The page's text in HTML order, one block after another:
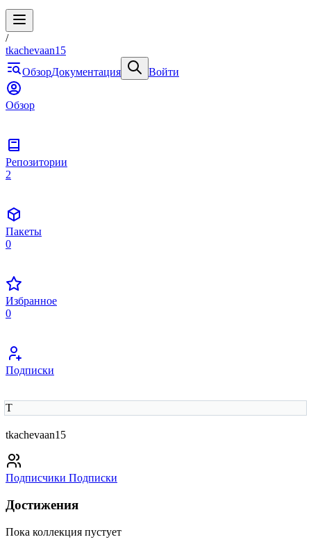
/
tkachevaan15
ОбзорДокументация Войти
Обзор
Репозитории
2
Пакеты
0
Избранное
0
Подписки
T
tkachevaan15
Подписчики Подписки
Достижения
Пока коллекция пустует